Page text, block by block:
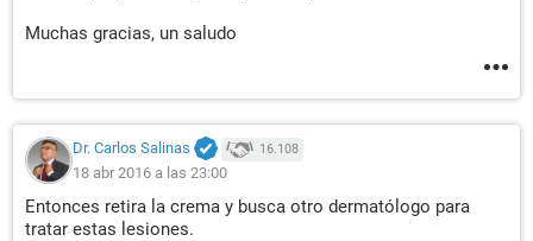
Muchas gracias, un saludo
Dr. Carlos Salinas 16.108
18 abr 2016 a las 23:00
Entonces retira la crema y busca otro dermatólogo para
tratar estas lesiones.